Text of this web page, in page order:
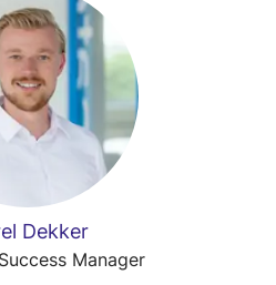
Dekker
Manager